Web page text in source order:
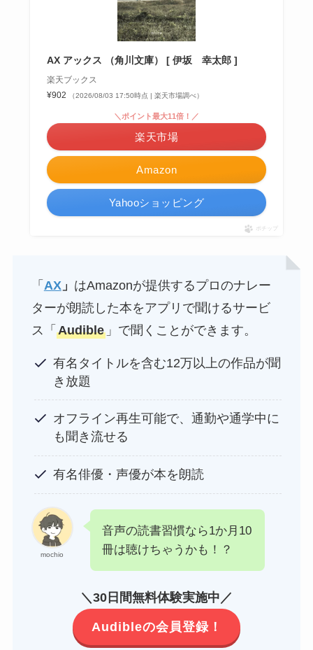
AX アックス （角川文庫） [ 伊坂 幸太郎 ]
楽天ブックス
¥902
（2026/08/03 17:50時点 | 楽天市場調べ）
Amazon
＼ポイント最大11倍！／
楽天市場
Yahooショッピング
ポチップ
「 AX」 はAmazonが提供するプロのナレー
ターが朗読した本をアプリで聞けるサービ
ス「 Audible」で聞くことができます。
有名タイトルを含む12万以上の作品が聞
き放題
オフライン再生可能で、通勤や通学中に
も聞き流せる
有名俳優・声優が本を朗読
mochio
音声の読書習慣なら1か月10
冊は聴けちゃうかも！？
＼30日間無料体験実施中／
Audibleの会員登録！